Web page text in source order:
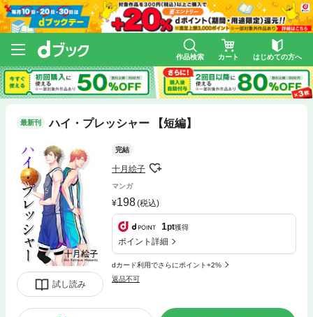
作品検索 カート はじめての方へ
最新刊 ハイ・プレッシャー 【短編】
試し読み
完結
十月絵子
マンガ
198(税込)
1pt獲得
ポイント詳細
dカード利用でさらにポイント+2%
返品不可